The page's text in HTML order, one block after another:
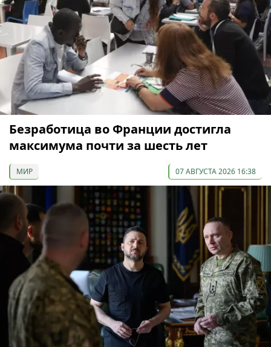
Безработица во Франции достигла
максимума почти за шесть лет
МИР 07 АВГУСТА 2026 16:38